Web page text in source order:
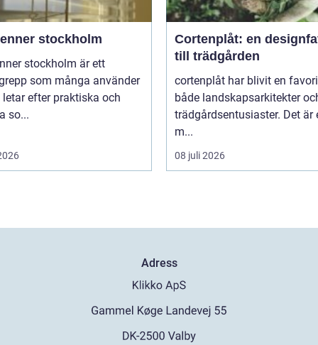
stockholm
stockholm är ett
som många använder
letar efter praktiska och
so...
Cortenplåt: en
till trädgården
cortenplåt har blivit en
både landskapsarkitekter
trädgårdsentusiaster. Det är
m...
08 juli 2026
Adress